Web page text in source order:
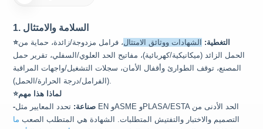
1. السلامة والامتثال
⭐ التغطية: الشهادات ووثائق الامتثال، فرامل مزدوجة/زائدة، حماية من
الحمل الزائد (ميكانيكية/كهربائية)، مفاتيح الحد العلوي/السفلي، تقرير حمل
المصنع، توقف الطوارئ وأقفال الأمان، سجلات التشغيل/واجهات المراقبة
(الفرامل/درجة الحرارة/الحمل).
⭐لماذا هذا مهم
-صناعة: تحدد المعايير مثل EN وASME وPLASA/ESTA الحد الأدنى من
التصميم والاختبار والتفتيش المتطلبات. الشهادة هي المتطلب الصعب ما